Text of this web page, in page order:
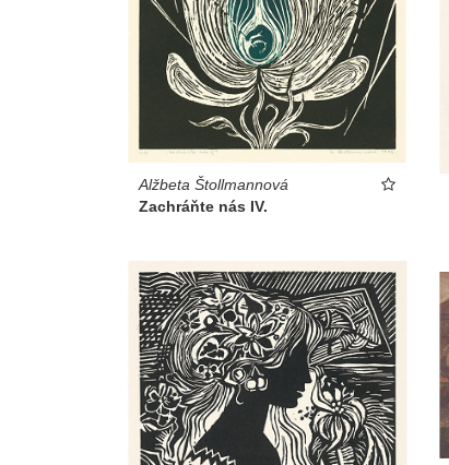
Alžbeta Štollmannová
Zachráňte nás IV.